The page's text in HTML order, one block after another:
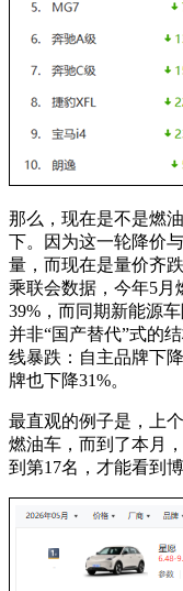
那么，现在是不是燃
下。因为这一轮降价
量，而现在是量价齐
乘联会数据，今年5月
39%，而同期新能源
并非“国产替代”式的
线暴跌：自主品牌下
牌也下降31%。
最直观的例子是，上
燃油车，而到了本月
到第17名，才能看到